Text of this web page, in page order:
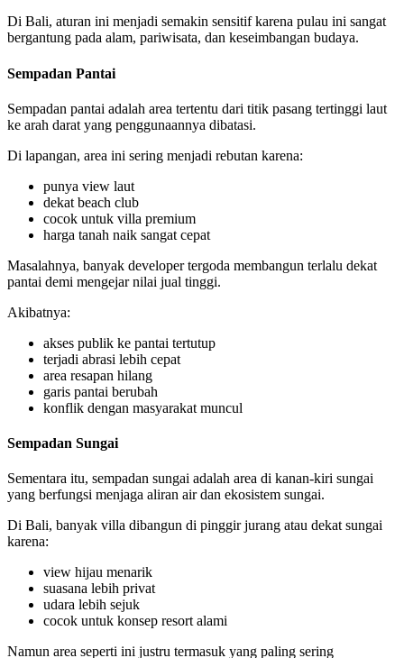
Di Bali, aturan ini menjadi semakin sensitif karena pulau ini sangat
bergantung pada alam, pariwisata, dan keseimbangan budaya.
Sempadan Pantai
Sempadan pantai adalah area tertentu dari titik pasang tertinggi laut
ke arah darat yang penggunaannya dibatasi.
Di lapangan, area ini sering menjadi rebutan karena:
punya view laut
dekat beach club
cocok untuk villa premium
harga tanah naik sangat cepat
Masalahnya, banyak developer tergoda membangun terlalu dekat
pantai demi mengejar nilai jual tinggi.
Akibatnya:
akses publik ke pantai tertutup
terjadi abrasi lebih cepat
area resapan hilang
garis pantai berubah
konflik dengan masyarakat muncul
Sempadan Sungai
Sementara itu, sempadan sungai adalah area di kanan-kiri sungai
yang berfungsi menjaga aliran air dan ekosistem sungai.
Di Bali, banyak villa dibangun di pinggir jurang atau dekat sungai
karena:
view hijau menarik
suasana lebih privat
udara lebih sejuk
cocok untuk konsep resort alami
Namun area seperti ini justru termasuk yang paling sering